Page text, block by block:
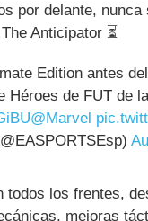
por delante,
Anticipator ⏳
Edition antes
Héroes de FUT de
@Marvel
todos los frentes,
mejoras